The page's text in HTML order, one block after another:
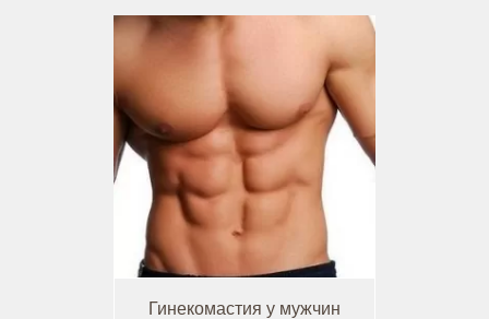
Гинекомастия у мужчин